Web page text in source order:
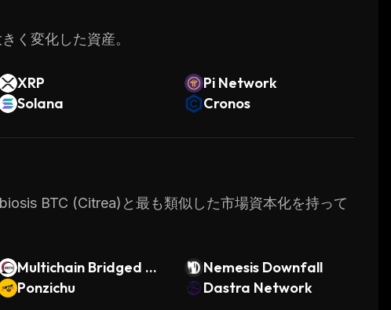
く変化した資産。
XRP
Pi Network
Solana Cronos
BTC (Citrea)と最も類似した市場資本化を持って
Multichain Bridged WE
TH (Moonriver)
Nemesis Downfall
Ponzichu Dastra Network